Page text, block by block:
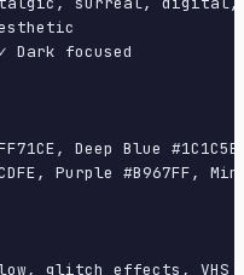
focused
Deep Blue #1C1C5E,
Purple #B967FF,
glitch effects,